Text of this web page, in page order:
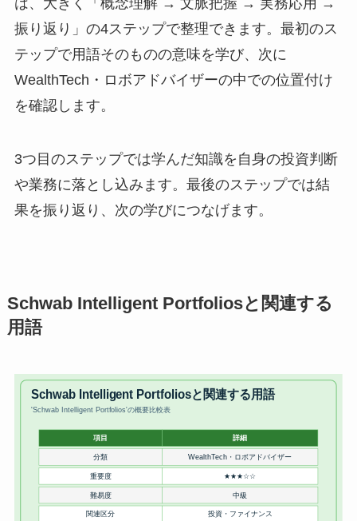
振り返り」の4ステップで整理できます。最初のス
テップで用語そのものの意味を学び、次に
WealthTech・ロボアドバイザーの中での位置付け
を確認します。
3つ目のステップでは学んだ知識を自身の投資判断
や業務に落とし込みます。最後のステップでは結
果を振り返り、次の学びにつなげます。
Schwab Intelligent Portfoliosと関連する
用語